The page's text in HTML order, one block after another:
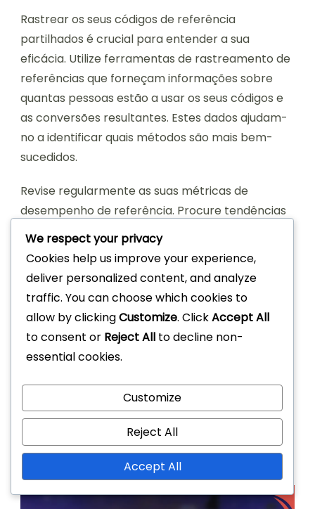
Rastrear os seus códigos de referência
partilhados é crucial para entender a sua
eficácia. Utilize ferramentas de rastreamento de
referências que forneçam informações sobre
quantas pessoas estão a usar os seus códigos e
as conversões resultantes. Estes dados ajudam-
no a identificar quais métodos são mais bem-
sucedidos.
Revise regularmente as suas métricas de
desempenho de referência. Procure tendências
nas taxas de envolvimento e conversão,
ajustando as suas estratégias em conformidade.
Por exemplo, se as publicações nas redes sociais
estiverem a ter um desempenho melhor do que
os emails, considere concentrar-se mais nesse
Por último, mantenha uma comunicação clara
com o seu público. Informe-os sobre o estado
das suas referências e quaisquer recompensas
que possam ganhar. Esta transparência fomenta
a confiança e encoraja a participação contínua
no seu programa de referência.
We respect your privacy
Cookies help us improve your experience,
deliver personalized content, and analyze
traffic. You can choose which cookies to
allow by clickingCustomize. ClickAccept All
to consent or Reject All to decline non-
essential cookies.
Customize
Reject All
Accept All